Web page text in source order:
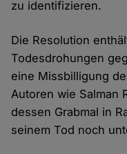
zu identifizieren.
Die Resolution
Todesdrohungen
eine Missbilligung
Autoren wie Salman
dessen Grabmal in
seinem Tod noch